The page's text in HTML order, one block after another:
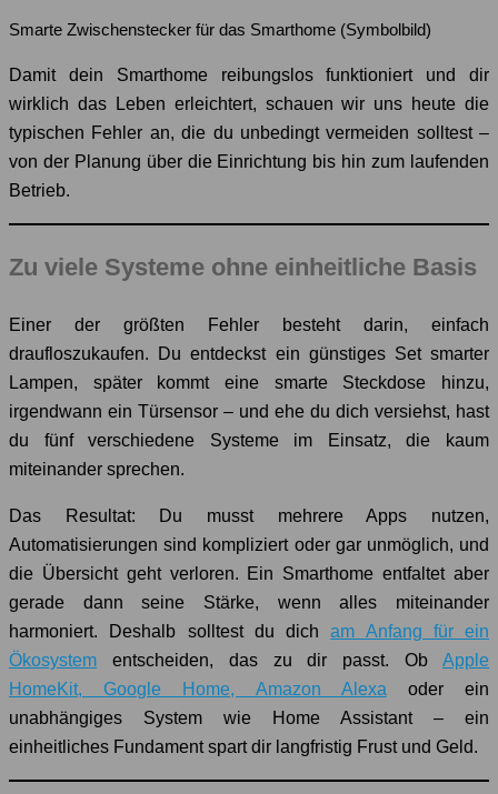
Smarte Zwischenstecker für das Smarthome (Symbolbild)
Damit dein Smarthome reibungslos funktioniert und dir
wirklich das Leben erleichtert, schauen wir uns heute die
typischen Fehler an, die du unbedingt vermeiden solltest –
von der Planung über die Einrichtung bis hin zum laufenden
Betrieb.
Zu viele Systeme ohne einheitliche Basis
Einer der größten Fehler besteht darin, einfach
draufloszukaufen. Du entdeckst ein günstiges Set smarter
Lampen, später kommt eine smarte Steckdose hinzu,
irgendwann ein Türsensor – und ehe du dich versiehst, hast
du fünf verschiedene Systeme im Einsatz, die kaum
miteinander sprechen.
Das Resultat: Du musst mehrere Apps nutzen,
Automatisierungen sind kompliziert oder gar unmöglich, und
die Übersicht geht verloren. Ein Smarthome entfaltet aber
gerade dann seine Stärke, wenn alles miteinander
harmoniert. Deshalb solltest du dicham Anfang für ein
Ökosystem entscheiden, das zu dir passt. Ob Apple
HomeKit, Google Home, Amazon Alexa oder ein
unabhängiges System wie Home Assistant – ein
einheitliches Fundament spart dir langfristig Frust und Geld.